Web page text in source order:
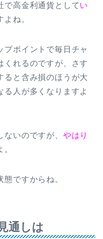
で高金利通貨としてい
よね。
プポイントで毎日チャ
くれるのですが、さす
ると含み損のほうが大
る人が多くなりますよ
いのですが、 やはり
ですからね。
通しは